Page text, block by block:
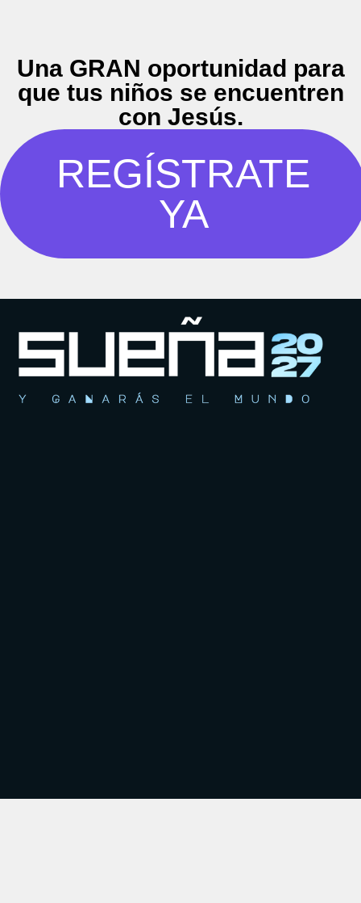
Una GRAN oportunidad para
que tus niños se encuentren
con Jesús.
REGÍSTRATE
YA